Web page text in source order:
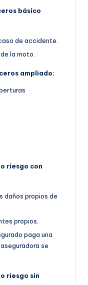
básico
de accidente.
la moto.
ampliado:
riesgo con
daños propios de
propios.
paga una
se
riesgo sin